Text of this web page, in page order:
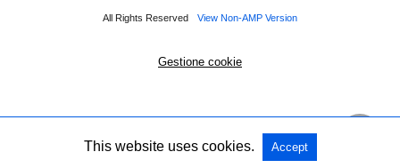
All Rights Reserved View Non-AMP Version
Gestione cookie
This website uses cookies. Accept